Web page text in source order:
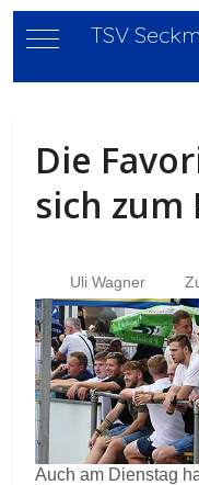
Mobile Menu Toggle
TSV
Die
sich zum
Uli Wagner
Auch am Dienstag